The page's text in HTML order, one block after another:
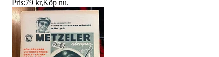
Pris:79 kr,Köp nu.